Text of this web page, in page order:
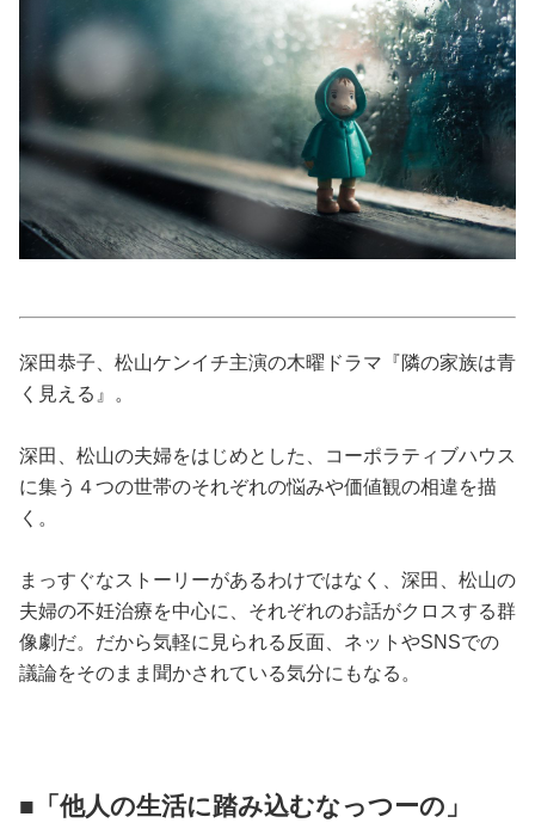
ココロ/カラダ
グルメ
トラベル
カルチャー/エンタメ
性と愛
深田恭子、松山ケンイチ主演の木曜ドラマ『隣の家族は青
く見える』。
深田、松山の夫婦をはじめとした、コーポラティブハウス
に集う４つの世帯のそれぞれの悩みや価値観の相違を描
く。
まっすぐなストーリーがあるわけではなく、深田、松山の
夫婦の不妊治療を中心に、それぞれのお話がクロスする群
像劇だ。だから気軽に見られる反面、ネットやSNSでの
議論をそのまま聞かされている気分にもなる。
■「他人の生活に踏み込むなっつーの」